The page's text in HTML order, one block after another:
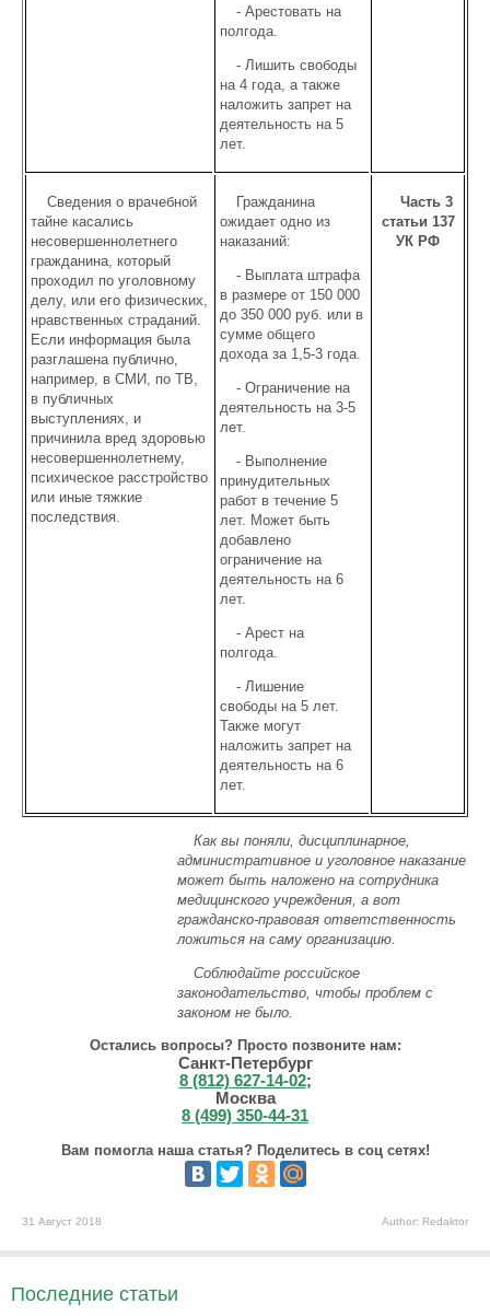
- Арестовать на
полгода.
- Лишить свободы
на 4 года, а также
наложить запрет на
деятельность на 5
лет.
Сведения о врачебной
тайне касались
несовершеннолетнего
гражданина, который
проходил по уголовному
делу, или его физических,
нравственных страданий.
Если информация была
разглашена публично,
например, в СМИ, по ТВ,
в публичных
выступлениях, и
причинила вред здоровью
несовершеннолетнему,
психическое расстройство
или иные тяжкие
последствия.
Гражданина
ожидает одно из
наказаний:
- Выплата штрафа
в размере от 150 000
до 350 000 руб. или в
сумме общего
дохода за 1,5-3 года.
- Ограничение на
деятельность на 3-5
лет.
- Выполнение
принудительных
работ в течение 5
лет. Может быть
добавлено
ограничение на
деятельность на 6
лет.
- Арест на
полгода.
- Лишение
свободы на 5 лет.
Также могут
наложить запрет на
деятельность на 6
лет.
Часть 3
статьи 137
УК РФ
Как вы поняли, дисциплинарное,
административное и уголовное наказание
может быть наложено на сотрудника
медицинского учреждения, а вот
гражданско-правовая ответственность
ложиться на саму организацию.
Соблюдайте российское
законодательство, чтобы проблем с
законом не было.
Остались вопросы? Просто позвоните нам:
Санкт-Петербург
8 (812) 627-14-02;
Москва
8 (499) 350-44-31
Вам помогла наша статья? Поделитесь в соц сетях!
31 Август 2018 Author: Redaktor
Последние статьи